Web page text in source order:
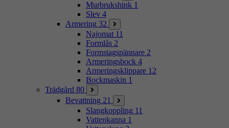
Murbrukshink 1
Slev 4
Armering 32
Najomat 11
Formlås 2
Formstagspännare 2
Armeringsbock 4
Armeringsklippare 12
Bockmaskin 1
Trädgård 80
Bevattning 21
Slangkoppling 11
Vattenkanna 1